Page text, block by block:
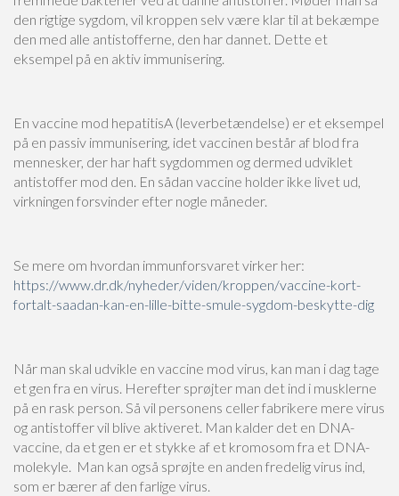
den rigtige sygdom, vil kroppen selv være klar til at bekæmpe
den med alle antistofferne, den har dannet. Dette et
eksempel på en aktiv immunisering.
En vaccine mod hepatitisA (leverbetændelse) er et eksempel
på en passiv immunisering, idet vaccinen består af blod fra
mennesker, der har haft sygdommen og dermed udviklet
antistoffer mod den. En sådan vaccine holder ikke livet ud,
virkningen forsvinder efter nogle måneder.
Se mere om hvordan immunforsvaret virker her:
https://www.dr.dk/nyheder/viden/kroppen/vaccine-kort-
fortalt-saadan-kan-en-lille-bitte-smule-sygdom-beskytte-dig
Når man skal udvikle en vaccine mod virus, kan man i dag tage
et gen fra en virus. Herefter sprøjter man det ind i musklerne
på en rask person. Så vil personens celler fabrikere mere virus
og antistoffer vil blive aktiveret. Man kalder det en DNA-
vaccine, da et gen er et stykke af et kromosom fra et DNA-
molekyle. Man kan også sprøjte en anden fredelig virus ind,
som er bærer af den farlige virus.